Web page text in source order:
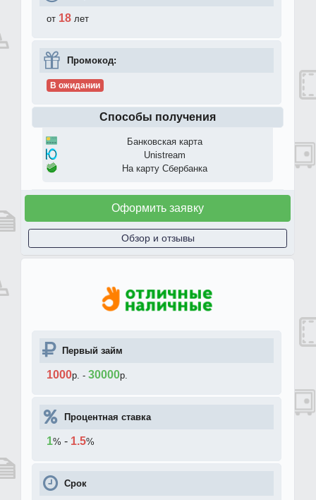
от 18 лет
Промокод:
В ожидании
Способы получения
Банковская карта
Unistream
На карту Сбербанка
Оформить заявку
Обзор и отзывы
Первый займ
1000р. - 30000р.
Процентная ставка
1% - 1.5%
Срок